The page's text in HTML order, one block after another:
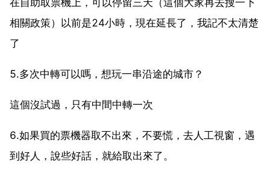
相關政策）以前是24小時，現在延長了，我記不太清楚
了
5.多次中轉可以嗎，想玩一串沿途的城市？
這個沒試過，只有中間中轉一次
6.如果買的票機器取不出來，不要慌，去人工視窗，遇
到好人，說些好話，就給取出來了。